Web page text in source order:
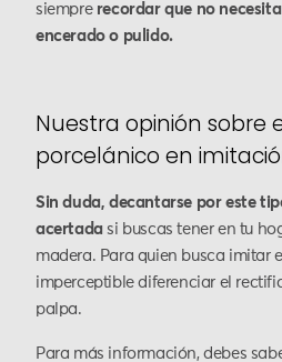
siempre recordar que no
encerado o pulido.
Nuestra opinión sobre
porcelánico en
Sin duda, decantarse por este
acertadasi buscas tener en tu
madera. Para quien busca imitar
imperceptible diferenciar el
palpa.
Para más información, debes